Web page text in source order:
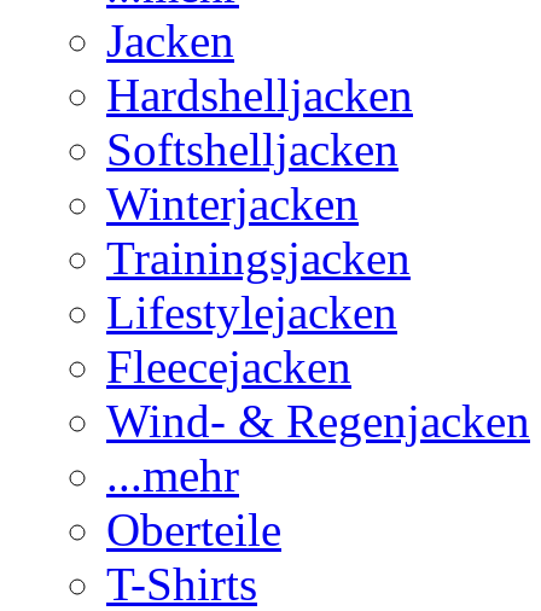
Jacken
Hardshelljacken
Softshelljacken
Winterjacken
Trainingsjacken
Lifestylejacken
Fleecejacken
Wind- & Regenjacken
...mehr
Oberteile
T-Shirts